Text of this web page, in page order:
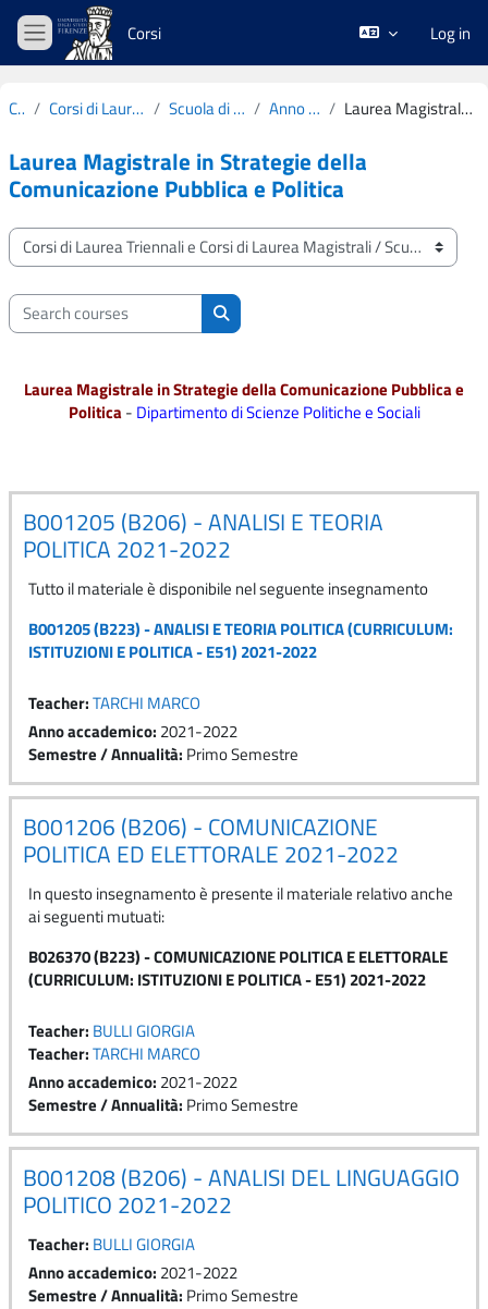
Skip to main content
Side panel
Corsi Log in
Courses Corsi di Laurea Triennali e Corsi di Laurea Magistrali Scuola di Scienze Politiche "Cesare Alfieri" Anno Accademico 2021-2022 Laurea Magistrale in Strategie della Comunicazione Pubblica e Politica
Laurea Magistrale in Strategie della
Comunicazione Pubblica e Politica
Course categories
Search courses
Search courses
Laurea Magistrale in Strategie della Comunicazione Pubblica e
Politica- Dipartimento di Scienze Politiche e Sociali
B001205 (B206) - ANALISI E TEORIA
POLITICA 2021-2022
Tutto il materiale è disponibile nel seguente insegnamento
B001205 (B223) - ANALISI E TEORIA POLITICA (CURRICULUM:
ISTITUZIONI E POLITICA - E51) 2021-2022
Teacher:TARCHI MARCO
Anno accademico: 2021-2022
Semestre / Annualità: Primo Semestre
B001206 (B206) - COMUNICAZIONE
POLITICA ED ELETTORALE 2021-2022
In questo insegnamento è presente il materiale relativo anche
ai seguenti mutuati:
B026370 (B223) - COMUNICAZIONE POLITICA E ELETTORALE
(CURRICULUM: ISTITUZIONI E POLITICA - E51) 2021-2022
Teacher: BULLI GIORGIA
Teacher:TARCHI MARCO
Anno accademico: 2021-2022
Semestre / Annualità: Primo Semestre
B001208 (B206) - ANALISI DEL LINGUAGGIO
POLITICO 2021-2022
Teacher: BULLI GIORGIA
Anno accademico: 2021-2022
Semestre / Annualità: Primo Semestre